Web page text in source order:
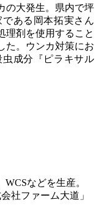
の大発生。県内で坪
ある岡本拓実さん
理剤を使用すること
た。ウンカ対策にお
成分『ピラキサル
などを生産。
社ファーム大道」